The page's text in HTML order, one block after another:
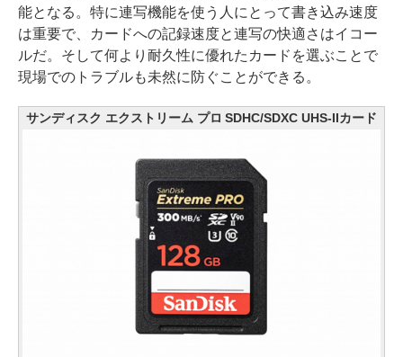
能となる。特に連写機能を使う人にとって書き込み速度
は重要で、カードへの記録速度と連写の快適さはイコー
ルだ。そして何より耐久性に優れたカードを選ぶことで
現場でのトラブルも未然に防ぐことができる。
サンディスク エクストリーム プロ SDHC/SDXC UHS-IIカード